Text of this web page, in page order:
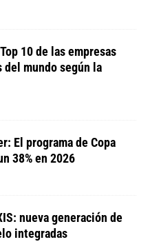
10 de las empresas
del mundo según la
El programa de Copa
38% en 2026
nueva generación de
integradas